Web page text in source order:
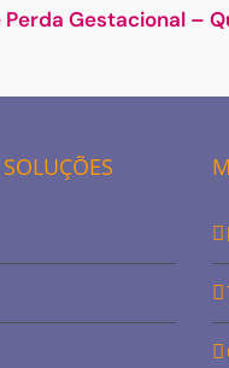
Gestacional –